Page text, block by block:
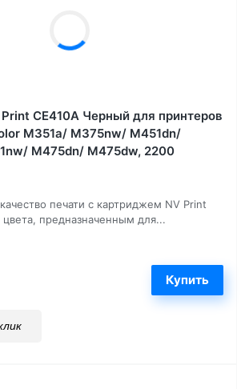
CE410A Черный для принтеров
M351a/ M375nw/ M451dn/
M475dn/ M475dw, 2200
печати с картриджем NV Print
цвета, предназначенным для...